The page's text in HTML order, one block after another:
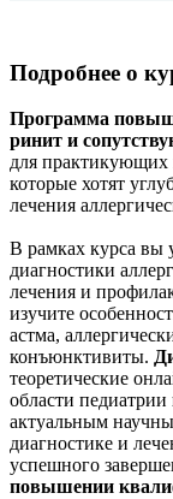
Подробнее о
Программа
ринит и
для практикующих
которые хотят
лечения
В рамках курса вы
диагностики
лечения и
изучите
астма,
конъюнктивиты.
теоретические
области
актуальным
диагностике и
успешного
повышении